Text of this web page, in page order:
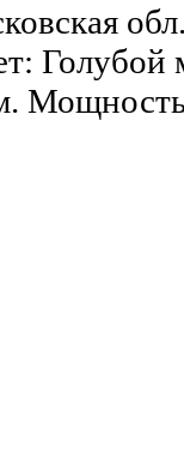
Голубой